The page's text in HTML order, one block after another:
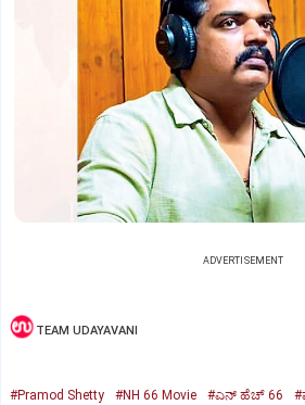
ADVERTISEMENT
TEAM UDAYAVANI
#Pramod Shetty #NH 66 Movie #ಎನ್‌ ಹೆಚ್‌ 66